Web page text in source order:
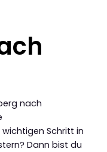
nach
Schritt in
Dann bist du